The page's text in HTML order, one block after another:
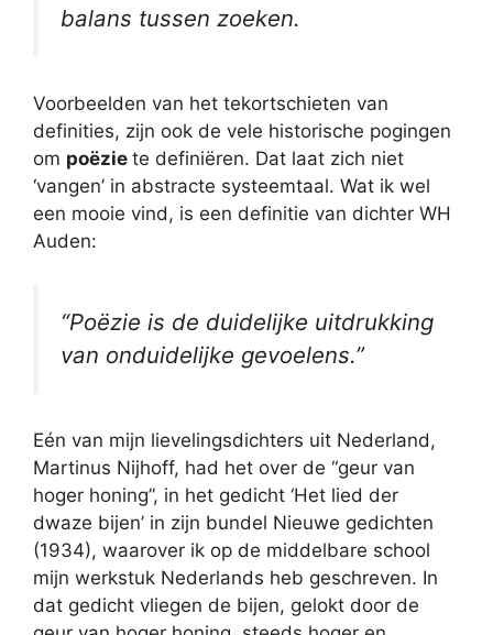
balans tussen zoeken.
Voorbeelden van het tekortschieten van
definities, zijn ook de vele historische pogingen
om poëzie te definiëren. Dat laat zich niet
‘vangen’ in abstracte systeemtaal. Wat ik wel
een mooie vind, is een definitie van dichter WH
Auden:
“Poëzie is de duidelijke uitdrukking
van onduidelijke gevoelens.”
Eén van mijn lievelingsdichters uit Nederland,
Martinus Nijhoff, had het over de “geur van
hoger honing”, in het gedicht ‘Het lied der
dwaze bijen’ in zijn bundel Nieuwe gedichten
(1934), waarover ik op de middelbare school
mijn werkstuk Nederlands heb geschreven. In
dat gedicht vliegen de bijen, gelokt door de